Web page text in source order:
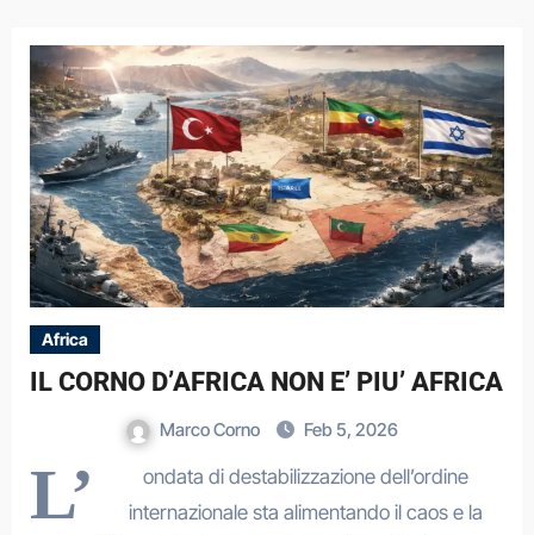
Africa
IL CORNO D’AFRICA NON E’ PIU’ AFRICA
Marco Corno Feb 5, 2026
L’
ondata di destabilizzazione dell’ordine
internazionale sta alimentando il caos e la